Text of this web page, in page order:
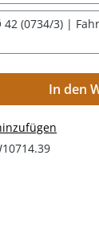
(0734/3) |
In den